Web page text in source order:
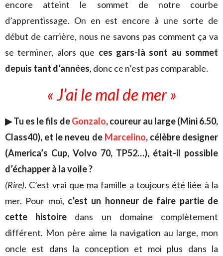
encore atteint le sommet de notre courbe
d’apprentissage. On en est encore à une sorte de
début de carrière, nous ne savons pas comment ça va
se terminer, alors que ces gars-là sont au sommet
depuis tant d’années, donc ce n’est pas comparable.
« J’ai le mal de mer »
▶ Tu es le fils deGonzalo, coureur au large (Mini 6.50,
Class40), et le neveu de Marcelino, célèbre designer
(America’s Cup, Volvo 70, TP52…), était-il possible
d’échapper à la voile ?
(Rire). C’est vrai que ma famille a toujours été liée à la
mer. Pour moi, c’est un honneur de faire partie de
cette histoire dans un domaine complètement
différent. Mon père aime la navigation au large, mon
oncle est dans la conception et moi plus dans la